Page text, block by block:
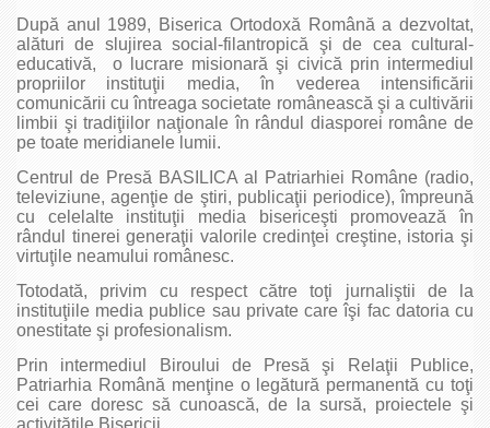
După anul 1989, Biserica Ortodoxă Română a dezvoltat,
alături de slujirea social-filantropică şi de cea cultural-
educativă, o lucrare misionară şi civică prin intermediul
propriilor instituţii media, în vederea intensificării
comunicării cu întreaga societate românească şi a cultivării
limbii şi tradiţiilor naţionale în rândul diasporei române de
pe toate meridianele lumii.
Centrul de Presă BASILICA al Patriarhiei Române (radio,
televiziune, agenţie de ştiri, publicaţii periodice), împreună
cu celelalte instituţii media bisericeşti promovează în
rândul tinerei generaţii valorile credinţei creştine, istoria şi
virtuţile neamului românesc.
Totodată, privim cu respect către toţi jurnaliştii de la
instituţiile media publice sau private care îşi fac datoria cu
onestitate şi profesionalism.
Prin intermediul Biroului de Presă şi Relaţii Publice,
Patriarhia Română menţine o legătură permanentă cu toţi
cei care doresc să cunoască, de la sursă, proiectele şi
activităţile Bisericii.